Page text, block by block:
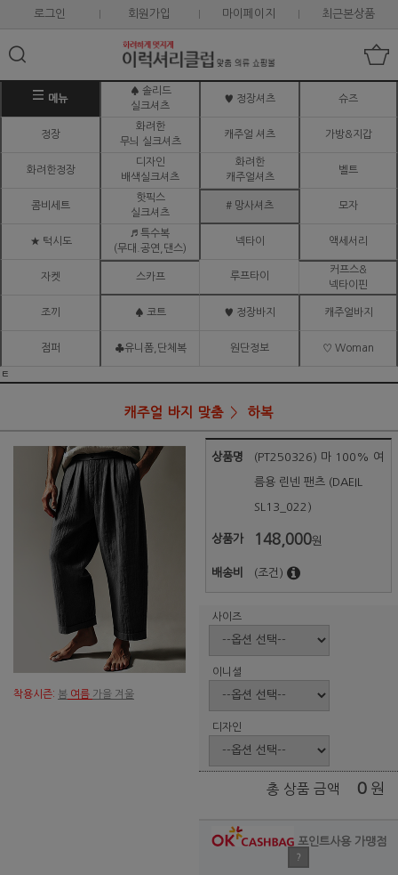
로그인 회원가입 마이페이지 최근본상품
메뉴
♠ 솔리드
실크셔츠
♥ 정장셔츠 슈즈
정장
화려한
무늬 실크셔츠
캐주얼 셔츠 가방&지갑
화려한정장
디자인
배색실크셔츠
화려한
캐주얼셔츠
벨트
콤비세트
핫픽스
실크셔츠
# 망사셔츠 모자
★ 턱시도
♬ 특수복
(무대.공연,댄스)
넥타이 액세서리
자켓 스카프 루프타이
커프스&
넥타이핀
조끼 ♠ 코트 ♥ 정장바지 캐주얼바지
점퍼 ♣유니폼,단체복 원단정보 ♡ Woman
ㅌ
캐주얼 바지 맞춤 하복
착용시즌: 봄 여름 가을 겨울
상품명 (PT250326) 마 100% 여
름용 린넨 팬츠 (DAEIL
SL13_022)
상품가 148,000원
배송비 (조건)
사이즈
이니셜
디자인
총 상품 금액 0 원
포인트사용 가맹점
?